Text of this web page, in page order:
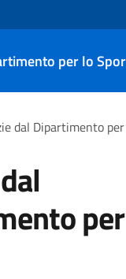
sito
per lo
dal Dipartimento